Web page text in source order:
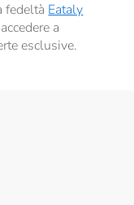
fedeltà Eataly
a
esclusive.